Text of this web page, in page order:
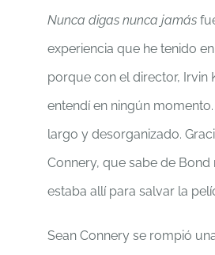
Nunca digas nunca jamás
experiencia que he tenido
porque con el director, Irvin
entendí en ningún
largo y desorganizado.
Connery, que sabe de Bond
estaba allí para salvar la
Sean Connery se rompió